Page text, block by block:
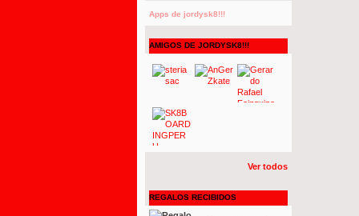
Apps de jordysk8!!!
AMIGOS DE JORDYSK8!!!
Ver todos
REGALOS RECIBIDOS